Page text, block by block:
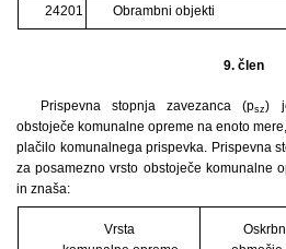
24201
Obrambni objekti
9. člen
Prispevna stopnja zavezanca (psz)
obstoječe komunalne opreme na enoto
plačilo komunalnega prispevka. Prispevna
za posamezno vrsto obstoječe komunalne
in znaša:
Vrsta